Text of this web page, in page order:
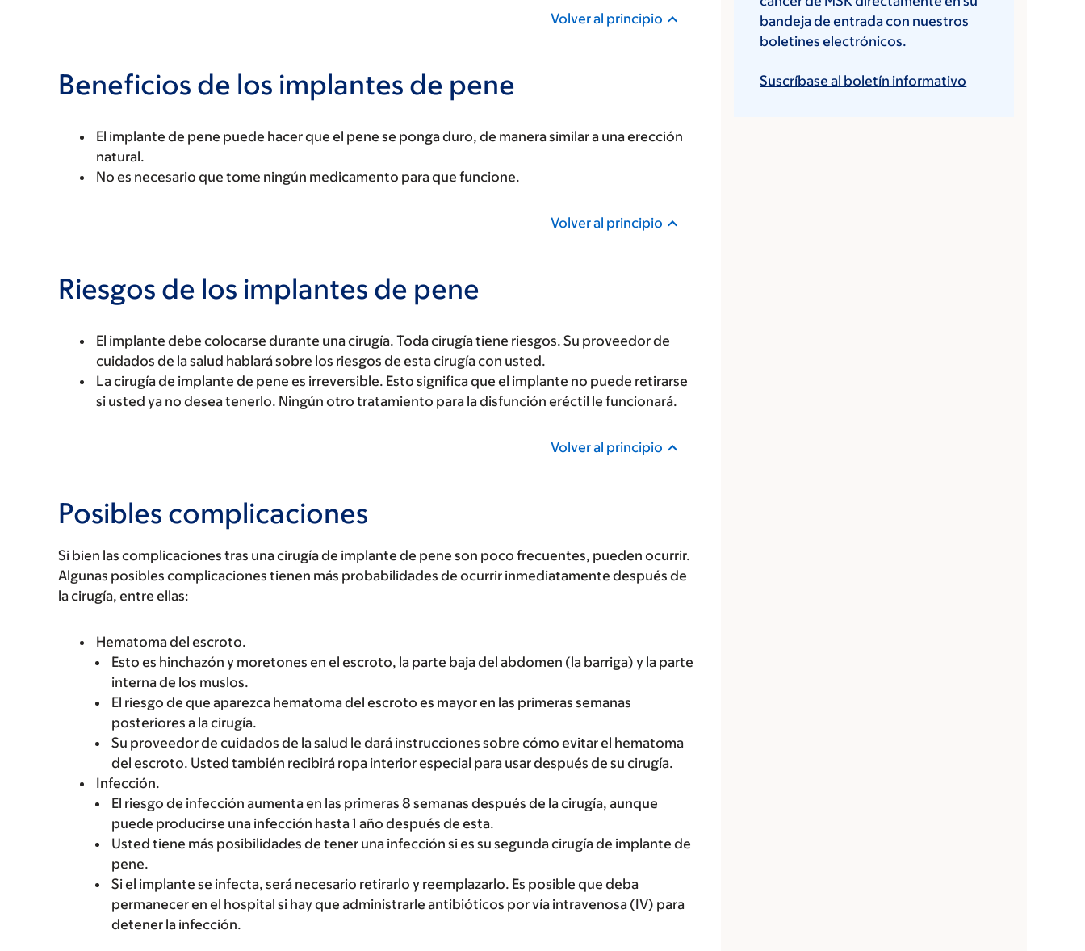
Volver al principio
Beneficios de los implantes de pene
El implante de pene puede hacer que el pene se ponga duro, de manera similar a una erección
natural.
No es necesario que tome ningún medicamento para que funcione.
Volver al principio
Riesgos de los implantes de pene
El implante debe colocarse durante una cirugía. Toda cirugía tiene riesgos. Su proveedor de
cuidados de la salud hablará sobre los riesgos de esta cirugía con usted.
La cirugía de implante de pene es irreversible. Esto significa que el implante no puede retirarse
si usted ya no desea tenerlo. Ningún otro tratamiento para la disfunción eréctil le funcionará.
Volver al principio
Posibles complicaciones
Si bien las complicaciones tras una cirugía de implante de pene son poco frecuentes, pueden ocurrir.
Algunas posibles complicaciones tienen más probabilidades de ocurrir inmediatamente después de
la cirugía, entre ellas:
Hematoma del escroto.
Esto es hinchazón y moretones en el escroto, la parte baja del abdomen (la barriga) y la parte
interna de los muslos.
El riesgo de que aparezca hematoma del escroto es mayor en las primeras semanas
posteriores a la cirugía.
Su proveedor de cuidados de la salud le dará instrucciones sobre cómo evitar el hematoma
del escroto. Usted también recibirá ropa interior especial para usar después de su cirugía.
Infección.
El riesgo de infección aumenta en las primeras 8 semanas después de la cirugía, aunque
puede producirse una infección hasta 1 año después de esta.
Usted tiene más posibilidades de tener una infección si es su segunda cirugía de implante de
pene.
Si el implante se infecta, será necesario retirarlo y reemplazarlo. Es posible que deba
permanecer en el hospital si hay que administrarle antibióticos por vía intravenosa (IV) para
detener la infección.
bandeja de entrada con nuestros
boletines electrónicos.
Suscríbase al boletín informativo